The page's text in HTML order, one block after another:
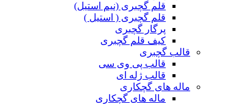
قلم گچبری (نیم استیل)
قلم گچبری ( استیل )
پرگار گچبری
کیف قلم گچبری
قالب گچبری
قالب پی وی سی
قالب ژله ای
ماله های گچکاری
ماله های گچکاری